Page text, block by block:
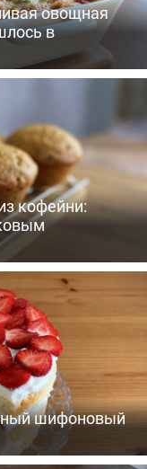
овощная
в
кофейни:
шифоновый